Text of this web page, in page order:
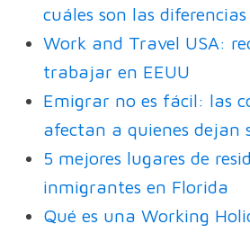
cuáles son las diferencias
Work and Travel USA:
trabajar en EEUU
Emigrar no es fácil: las
afectan a quienes dejan
5 mejores lugares de
inmigrantes en Florida
Qué es una Working